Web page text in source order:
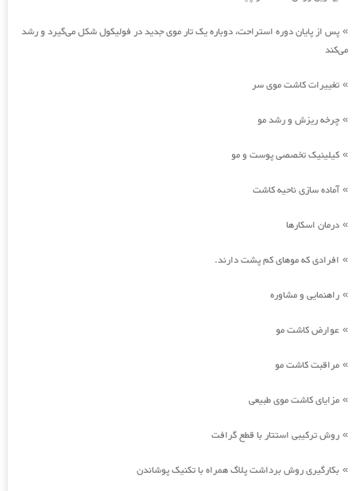
» پس از پایان دوره استراحت، دوباره یک تار موی جدید در فولیکول شکل می‌گیرد و رشد
می‌کند
» تغییرات کاشت موی سر
» چرخه ریزش و رشد مو
» کیلینیک تخصصی پوست و مو
»آماده سازی ناحیه کاشت
» درمان اسکارها
» افرادی که موهای کم پشت دارند.
» راهنمایی و مشاوره
» عوارض کاشت مو
» مراقبت کاشت مو
» مزایای کاشت موی طبیعی
» روش ترکیبی استتار با قطع گرافت
» بکارگیری روش برداشت پلاگ همراه با تکنیک پوشاندن